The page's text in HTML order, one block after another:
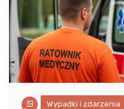
Wypadki i zdarzenia